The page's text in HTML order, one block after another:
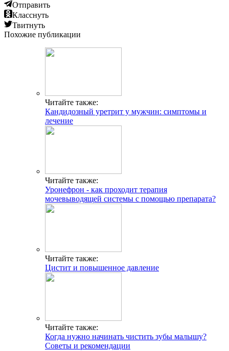
Отправить
Класснуть
Твитнуть
Похожие публикации
Читайте также:
Кандидозный уретрит у мужчин: симптомы и
лечение
Читайте также:
Уронефрон - как проходит терапия
мочевыводящей системы с помощью препарата?
Читайте также:
Цистит и повышенное давление
Читайте также:
Когда нужно начинать чистить зубы малышу?
Советы и рекомендации